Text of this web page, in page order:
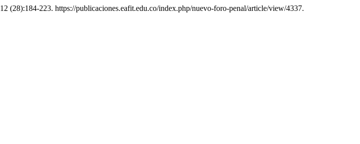
12 (28):184-223. https://publicaciones.eafit.edu.co/index.php/nuevo-foro-penal/article/view/4337.